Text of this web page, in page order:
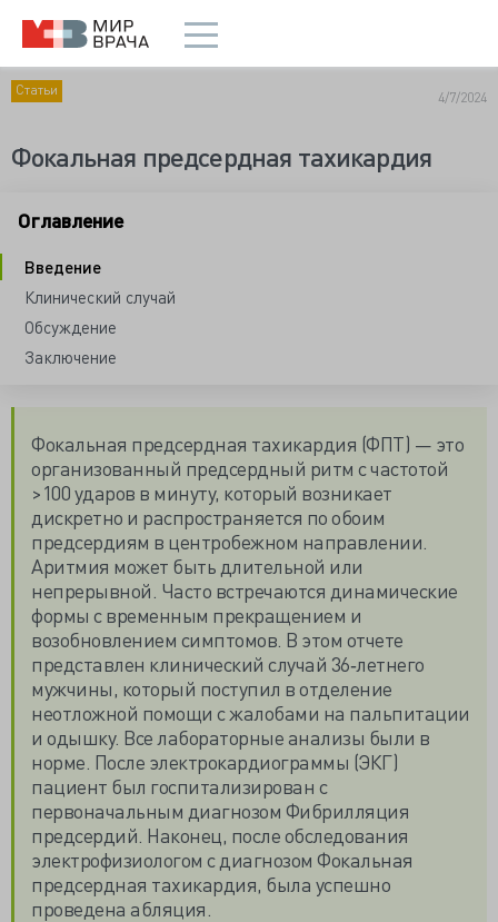
Статьи 4/7/2024
Фокальная предсердная тахикардия
Оглавление
Введение
Клинический случай
Обсуждение
Заключение
Фокальная предсердная тахикардия (ФПТ) — это
организованный предсердный ритм с частотой
>100 ударов в минуту, который возникает
дискретно и распространяется по обоим
предсердиям в центробежном направлении.
Аритмия может быть длительной или
непрерывной. Часто встречаются динамические
формы с временным прекращением и
возобновлением симптомов. В этом отчете
представлен клинический случай 36‐летнего
мужчины, который поступил в отделение
неотложной помощи с жалобами на пальпитации
и одышку. Все лабораторные анализы были в
норме. После электрокардиограммы (ЭКГ)
пациент был госпитализирован с
первоначальным диагнозом Фибрилляция
предсердий. Наконец, после обследования
электрофизиологом с диагнозом Фокальная
предсердная тахикардия, была успешно
проведена абляция.